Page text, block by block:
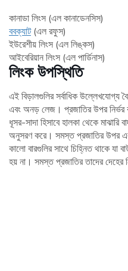
কানাডা লিংস (এল কানাডেনসিস)
ববক্যাট(এল রফুস)
ইউরেশীয় লিংস (এল লিঙ্কস)
আইবেরিয়ান লিংস (এল পার্ডিনাস)
লিংক উপস্থিতি
এই বিড়ালগুলির সর্বাধিক উল্লেখযোগ্য
এবং অনড় লেজ। প্রজাতির উপর নির্ভর
ধূসর-সাদা হিসাবে হালকা থেকে মাঝারি
অনুসরণ করে। সমস্ত প্রজাতির উপর
কালো বারগুলির সাথে চিহ্নিত থাকে যা
হয় না। সমস্ত প্রজাতির তাদের দেহের